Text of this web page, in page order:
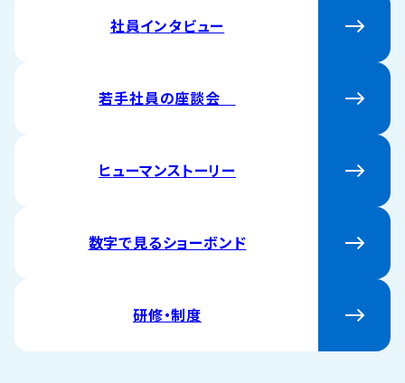
社員インタビュー
若手社員の座談会
ヒューマンストーリー
数字で見るショーボンド
研修・制度